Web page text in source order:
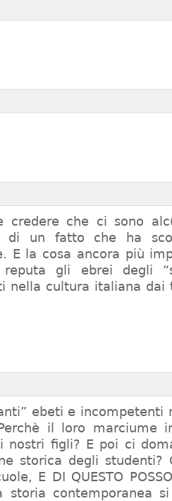
credere che ci sono
di un fatto che ha
E la cosa ancora più
reputa gli ebrei degli
nella cultura italiana dai
ebeti e
il loro marciume
nostri figli? E poi ci
storica degli
E DI QUESTO POSSO
storia contemporanea